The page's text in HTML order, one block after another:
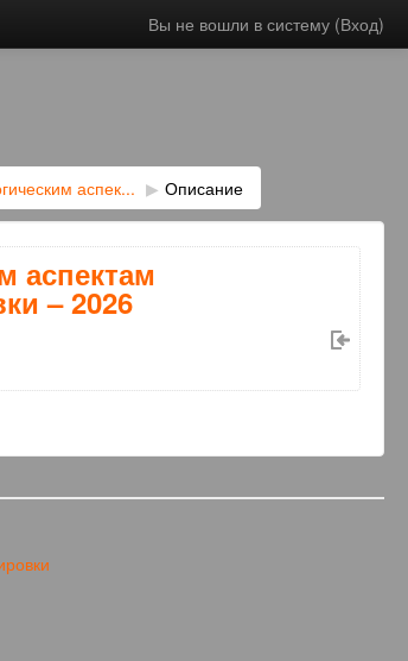
Вы не вошли в систему (Вход)
аспек... ▶︎ Описание
аспектам
– 2026